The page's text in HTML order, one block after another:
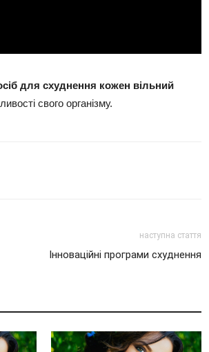
для схуднення кожен вільний
свого організму.
наступна стаття
Інноваційні програми схуднення